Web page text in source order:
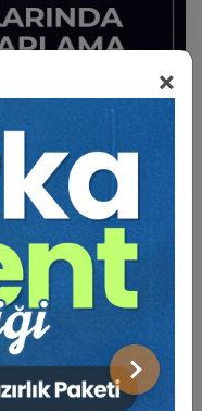
×
Sonraki
Eğitim